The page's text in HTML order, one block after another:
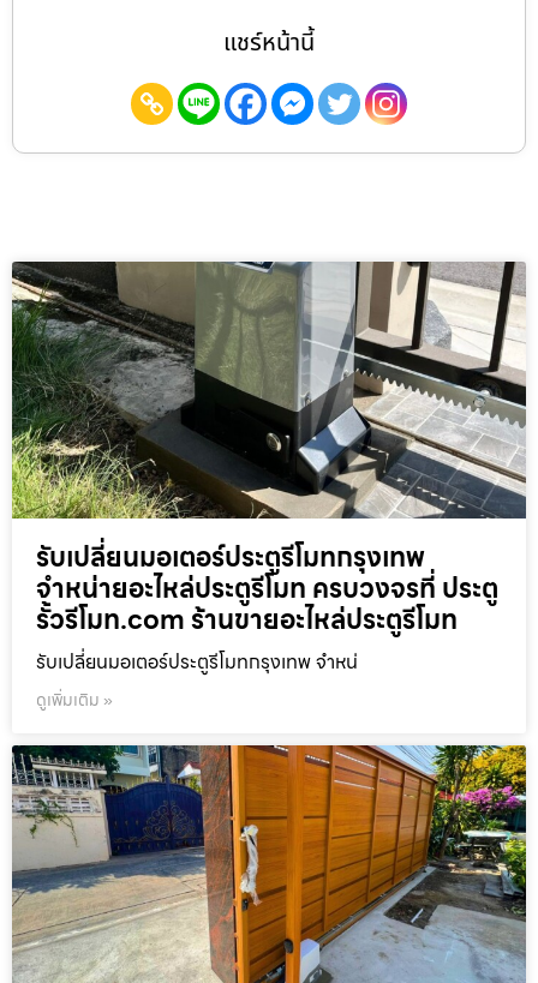
แชร์หน้านี้
รับเปลี่ยนมอเตอร์ประตูรีโมทกรุงเทพ
จำหน่ายอะไหล่ประตูรีโมท ครบวงจรที่ ประตู
รั้วรีโมท.com ร้านขายอะไหล่ประตูรีโมท
รับเปลี่ยนมอเตอร์ประตูรีโมทกรุงเทพ จำหน่
ดูเพิ่มเติม »